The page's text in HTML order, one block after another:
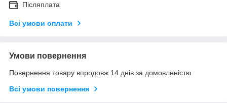
Післяплата
Всі умови оплати
Умови повернення
Повернення товару впродовж 14 днів за домовленістю
Всі умови повернення